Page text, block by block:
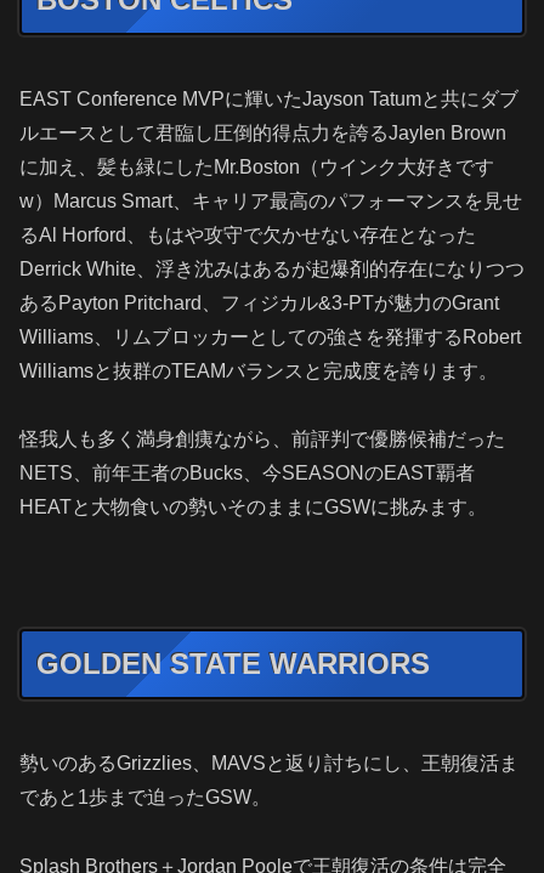
EAST Conference MVPに輝いたJayson Tatumと共にダブ
ルエースとして君臨し圧倒的得点力を誇るJaylen Brown
に加え、髪も緑にしたMr.Boston（ウインク大好きです
w）Marcus Smart、キャリア最高のパフォーマンスを見せ
るAl Horford、もはや攻守で欠かせない存在となった
Derrick White、浮き沈みはあるが起爆剤的存在になりつつ
あるPayton Pritchard、フィジカル&3-PTが魅力のGrant
Williams、リムブロッカーとしての強さを発揮するRobert
Williamsと抜群のTEAMバランスと完成度を誇ります。
怪我人も多く満身創痍ながら、前評判で優勝候補だった
NETS、前年王者のBucks、今SEASONのEAST覇者
HEATと大物食いの勢いそのままにGSWに挑みます。
GOLDEN STATE WARRIORS
勢いのあるGrizzlies、MAVSと返り討ちにし、王朝復活ま
であと1歩まで迫ったGSW。
Splash Brothers＋Jordan Pooleで王朝復活の条件は完全